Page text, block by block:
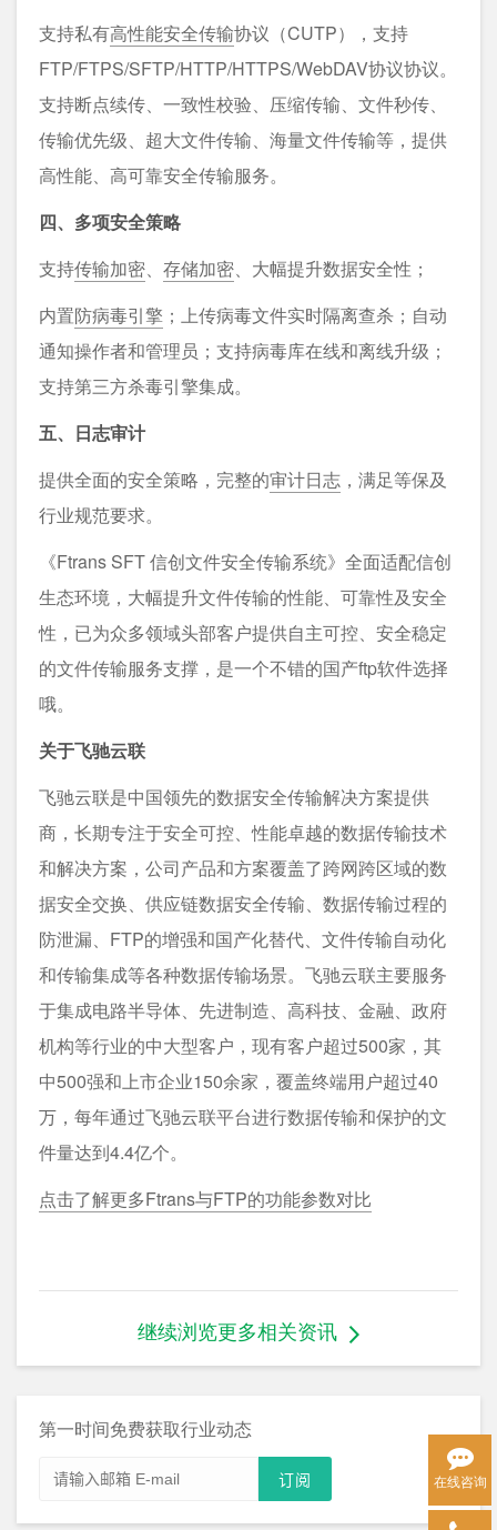
支持私有高性能安全传输协议（CUTP），支持
FTP/FTPS/SFTP/HTTP/HTTPS/WebDAV协议协议。
支持断点续传、一致性校验、压缩传输、文件秒传、
传输优先级、超大文件传输、海量文件传输等，提供
高性能、高可靠安全传输服务。
四、多项安全策略
支持传输加密、 存储加密、大幅提升数据安全性；
内置防病毒引擎 ；上传病毒文件实时隔离查杀；自动
通知操作者和管理员；支持病毒库在线和离线升级；
支持第三方杀毒引擎集成。
五、日志审计
提供全面的安全策略，完整的审计日志 ，满足等保及
行业规范要求。
《Ftrans SFT 信创文件安全传输系统》全面适配信创
生态环境，大幅提升文件传输的性能、可靠性及安全
性，已为众多领域头部客户提供自主可控、安全稳定
的文件传输服务支撑，是一个不错的国产ftp软件选择
哦。
关于飞驰云联
飞驰云联是中国领先的数据安全传输解决方案提供
商，长期专注于安全可控、性能卓越的数据传输技术
和解决方案，公司产品和方案覆盖了跨网跨区域的数
据安全交换、供应链数据安全传输、数据传输过程的
防泄漏、FTP的增强和国产化替代、文件传输自动化
和传输集成等各种数据传输场景。飞驰云联主要服务
于集成电路半导体、先进制造、高科技、金融、政府
机构等行业的中大型客户，现有客户超过500家，其
中500强和上市企业150余家，覆盖终端用户超过40
万，每年通过飞驰云联平台进行数据传输和保护的文
件量达到4.4亿个。
点击了解更多Ftrans与FTP的功能参数对比
继续浏览更多相关资讯
第一时间免费获取行业动态
在线咨询